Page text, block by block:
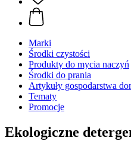
Marki
Środki czystości
Produkty do mycia naczyń
Środki do prania
Artykuły gospodarstwa
Tematy
Promocje
Ekologiczne